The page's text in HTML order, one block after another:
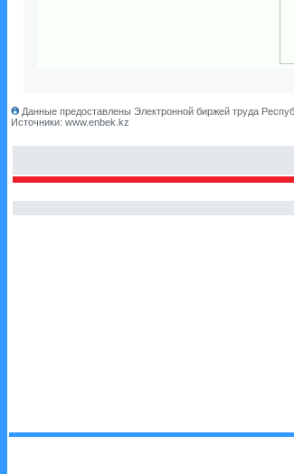
Данные предоставлены Электронной биржей труда
Источники: www.enbek.kz